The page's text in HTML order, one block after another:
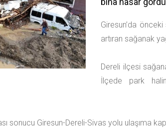
Giresun’da
artıran sağanak
Dereli ilçesi
İlçede park
sonucu Giresun-Dereli-Sivas yolu ulaşıma